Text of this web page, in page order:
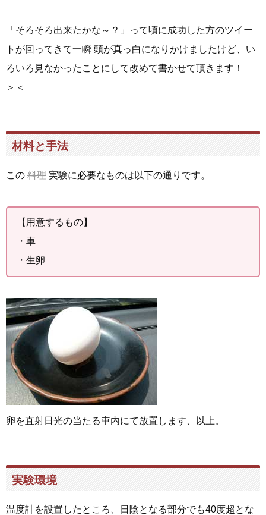
「そろそろ出来たかな～？」って頃に成功した方のツイー
トが回ってきて一瞬 頭が真っ白になりかけましたけど、い
ろいろ見なかったことにして改めて書かせて頂きます！
＞＜
材料と手法
この 料理 実験に必要なものは以下の通りです。
【用意するもの】
・車
・生卵
卵を直射日光の当たる車内にて放置します、以上。
実験環境
温度計を設置したところ、日陰となる部分でも40度超とな